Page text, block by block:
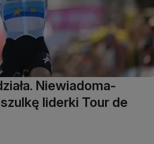
Niewiadoma-
liderki Tour de